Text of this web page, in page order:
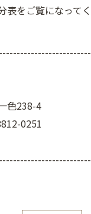
表をご覧になってく
色238-4
0251